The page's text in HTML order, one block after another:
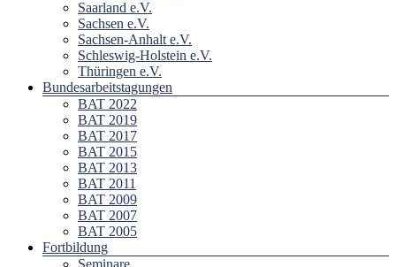
Saarland e.V.
Sachsen e.V.
Sachsen-Anhalt e.V.
Schleswig-Holstein e.V.
Thüringen e.V.
Bundesarbeitstagungen
BAT 2022
BAT 2019
BAT 2017
BAT 2015
BAT 2013
BAT 2011
BAT 2009
BAT 2007
BAT 2005
Fortbildung
Seminare